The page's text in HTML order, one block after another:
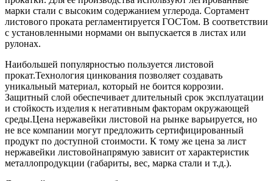
марки стали с высоким содержанием углерода. Сортамент
листового проката регламентируется ГОСТом. В соответствии
с установленными нормами он выпускается в листах или
рулонах.
Наибольшей популярностью пользуется листовой
прокат.Технология цинкования позволяет создавать
уникальный материал, который не боится коррозии.
Защитный слой обеспечивает длительный срок эксплуатации
и стойкость изделия к негативным факторам окружающей
среды.Цена нержавейки листовой на рынке варьируется, но
не все компании могут предложить сертифицированный
продукт по доступной стоимости. К тому же цена за лист
нержавейки листовойнапрямую зависит от характеристик
металлопродукции (габариты, вес, марка стали и т.д.).